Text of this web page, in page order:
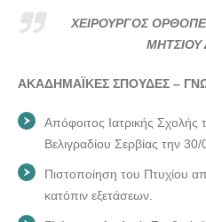
ΜΗΤΣΙΟΥ ΔΙΑΜΑΝΤΗΣ -
ΧΕΙΡΟΥΡΓΟΣ
ΧΕΙΡΟΥΡΓΟΣ
ΧΕΙΡΟΥΡΓΟΣ
ΧΕΙΡΟΥΡΓΟΣ
ΧΕΙΡΟΥΡΓΟΣ
ΜΗΤΣΙΟΥ
ΑΚΑΔΗΜΑΪΚΕΣ ΣΠΟΥΔΕΣ –
Απόφοιτος Ιατρικής Σχολής
Βελιγραδίου Σερβίας την
Πιστοποίηση του Πτυχίου
κατόπιν εξετάσεων.